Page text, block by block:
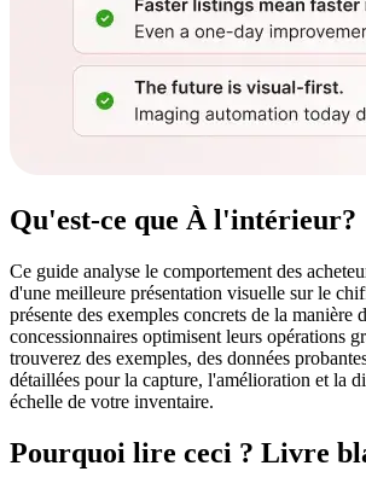
Qu'est-ce que À l'intérieur?
Ce guide analyse le comportement des
d'une meilleure présentation visuelle sur le
présente des exemples concrets de la manière
concessionnaires optimisent leurs opérations
trouverez des exemples, des données
détaillées pour la capture, l'amélioration et la
échelle de votre inventaire.
Pourquoi lire ceci ? Livre